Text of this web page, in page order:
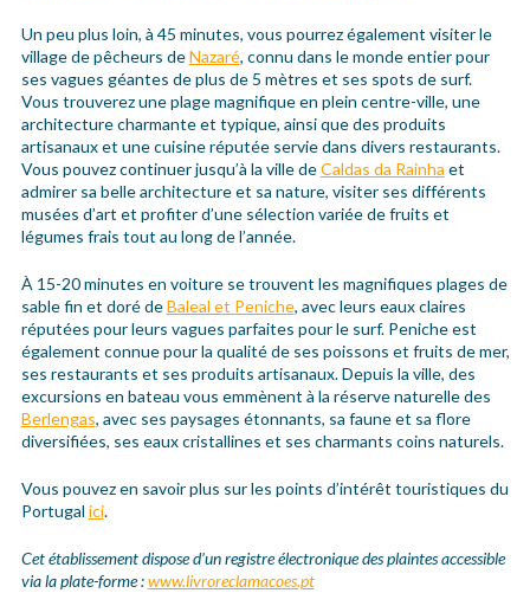
Un peu plus loin, à 45 minutes, vous pourrez également visiter le
village de pêcheurs deNazaré, connu dans le monde entier pour
ses vagues géantes de plus de 5 mètres et ses spots de surf.
Vous trouverez une plage magnifique en plein centre-ville, une
architecture charmante et typique, ainsi que des produits
artisanaux et une cuisine réputée servie dans divers restaurants.
Vous pouvez continuer jusqu’à la ville deCaldas da Rainha et
admirer sa belle architecture et sa nature, visiter ses différents
musées d’art et profiter d’une sélection variée de fruits et
légumes frais tout au long de l’année.
À 15-20 minutes en voiture se trouvent les magnifiques plages de
sable fin et doré deBaleal et Peniche, avec leurs eaux claires
réputées pour leurs vagues parfaites pour le surf. Peniche est
également connue pour la qualité de ses poissons et fruits de mer,
ses restaurants et ses produits artisanaux. Depuis la ville, des
excursions en bateau vous emmènent à la réserve naturelle des
Berlengas, avec ses paysages étonnants, sa faune et sa flore
diversifiées, ses eaux cristallines et ses charmants coins naturels.
Vous pouvez en savoir plus sur les points d’intérêt touristiques du
Portugal ici.
Cet établissement dispose d’un registre électronique des plaintes accessible
via la plate-forme :www.livroreclamacoes.pt